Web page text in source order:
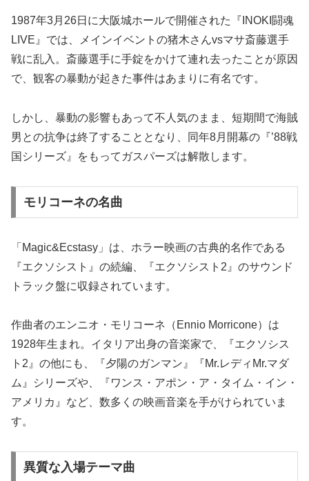
1987年3月26日に大阪城ホールで開催された『INOKI闘魂
LIVE』では、メインイベントの猪木さんvsマサ斎藤選手
戦に乱入。斎藤選手に手錠をかけて連れ去ったことが原因
で、観客の暴動が起きた事件はあまりに有名です。
しかし、暴動の影響もあって不人気のまま、短期間で海賊
男との抗争は終了することとなり、同年8月開幕の『’88戦
国シリーズ』をもってガスパーズは解散します。
モリコーネの名曲
「Magic&Ecstasy」は、ホラー映画の古典的名作である
『エクソシスト』の続編、『エクソシスト2』のサウンド
トラック盤に収録されています。
作曲者のエンニオ・モリコーネ（Ennio Morricone）は
1928年生まれ。イタリア出身の音楽家で、『エクソシス
ト2』の他にも、『夕陽のガンマン』『Mr.レディMr.マダ
ム』シリーズや、『ワンス・アポン・ア・タイム・イン・
アメリカ』など、数多くの映画音楽を手がけられていま
す。
異質な入場テーマ曲